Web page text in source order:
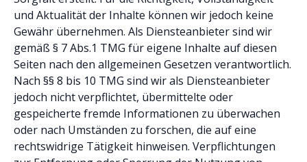
und Aktualität der Inhalte können wir jedoch keine
Gewähr übernehmen. Als Diensteanbieter sind wir
gemäß § 7 Abs.1 TMG für eigene Inhalte auf diesen
Seiten nach den allgemeinen Gesetzen verantwortlich.
Nach §§ 8 bis 10 TMG sind wir als Diensteanbieter
jedoch nicht verpflichtet, übermittelte oder
gespeicherte fremde Informationen zu überwachen
oder nach Umständen zu forschen, die auf eine
rechtswidrige Tätigkeit hinweisen. Verpflichtungen